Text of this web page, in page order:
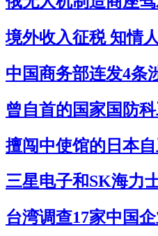
境外收入征税 知情
中国商务部连发4条
曾自首的国家国防
擅闯中使馆的日本
三星电子和SK海力
台湾调查17家中国